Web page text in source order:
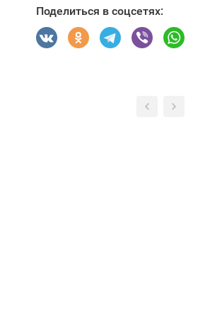
Поделиться в соцсетях: